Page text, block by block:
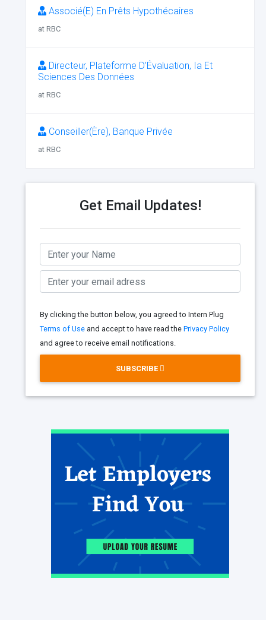
Associé(E) En Prêts Hypothécaires
at RBC
Directeur, Plateforme D’Évaluation, Ia Et
Sciences Des Données
at RBC
Conseiller(Ère), Banque Privée
at RBC
Get Email Updates!
By clicking the button below, you agreed to Intern Plug
Terms of Use and accept to have read the Privacy Policy
and agree to receive email notifications.
SUBSCRIBE